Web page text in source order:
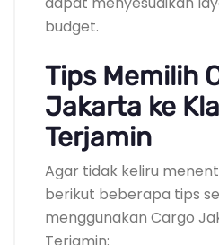
budget.
Tips Memilih
Jakarta ke
Terjamin
Agar tidak keliru
berikut beberapa tips
menggunakan Cargo
Terjamin: